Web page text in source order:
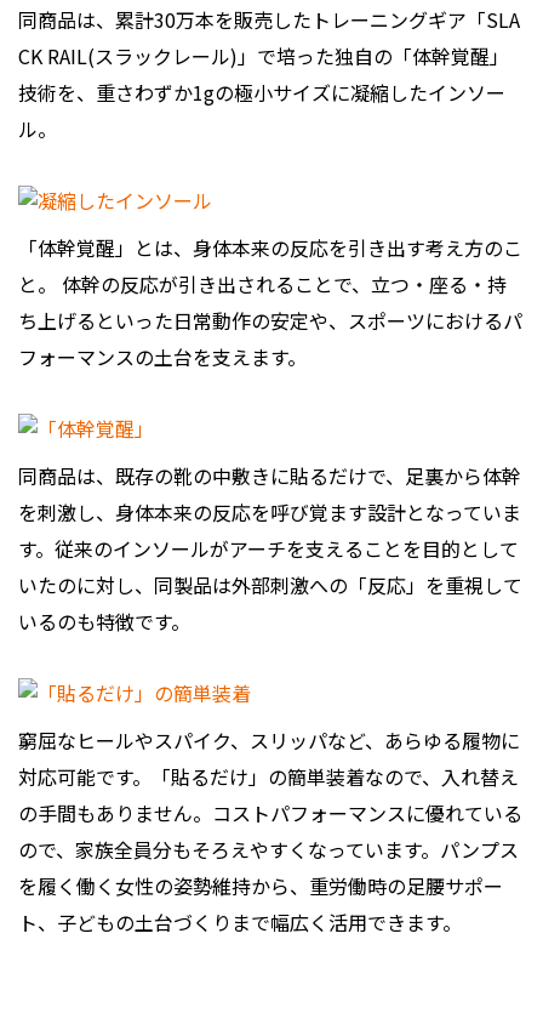
同商品は、累計30万本を販売したトレーニングギア「SLA
CK RAIL(スラックレール)」で培った独自の「体幹覚醒」
技術を、重さわずか1gの極小サイズに凝縮したインソー
ル。
「体幹覚醒」とは、身体本来の反応を引き出す考え方のこ
と。 体幹の反応が引き出されることで、立つ・座る・持
ち上げるといった日常動作の安定や、スポーツにおけるパ
フォーマンスの土台を支えます。
同商品は、既存の靴の中敷きに貼るだけで、足裏から体幹
を刺激し、身体本来の反応を呼び覚ます設計となっていま
す。従来のインソールがアーチを支えることを目的として
いたのに対し、同製品は外部刺激への「反応」を重視して
いるのも特徴です。
窮屈なヒールやスパイク、スリッパなど、あらゆる履物に
対応可能です。「貼るだけ」の簡単装着なので、入れ替え
の手間もありません。コストパフォーマンスに優れている
ので、家族全員分もそろえやすくなっています。パンプス
を履く働く女性の姿勢維持から、重労働時の足腰サポー
ト、子どもの土台づくりまで幅広く活用できます。